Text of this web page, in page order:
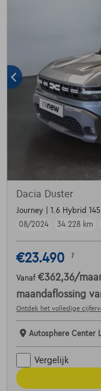
Dacia Duster
Journey | 1.6 Hybrid
08/2024
34.228 km
€23.490 1
Vanaf €362,36/
maandaflossing
Ontdek het volledige
Autosphere Center
Vergelijk